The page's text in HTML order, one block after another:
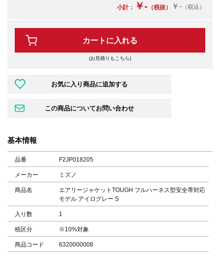
小計： ￥- （税抜） ￥- （税込）
カートに入れる
(お見積りもこちら)
基本情報
品番 F2JP018205
メーカー ミズノ
商品名
エアリージャケットTOUGH フルハーネス型安全帯対応
モデル アイログレー S
入り数 1
税区分 ※10%対象
商品コード 6320000008